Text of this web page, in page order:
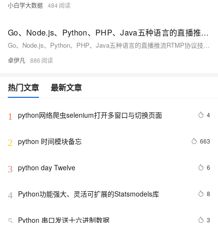
小白学大数据 484
Go、Node.js、Python、PHP、Java五种语言的直播推流RTMP协议技术实施方案和思路-优雅草卓伊凡
Go、Node.js、Python、PHP、Java五种语言的直播推流RTMP协议技术实施方案和思路-优雅草卓伊凡
卓伊凡 886
热门文章 最新文章
1 python网络爬虫selenium打开多窗口与切换页面 4
2 python 时间模块备忘 663
3 python day Twelve 6
4 Python功能强大、灵活可扩展的Statsmodels库 8
5 Python 串口发送十六进制数据 3